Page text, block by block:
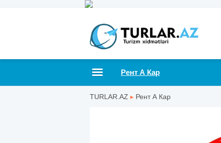
Рент А Кар
TURLAR.AZ ▸ Рент А Кар